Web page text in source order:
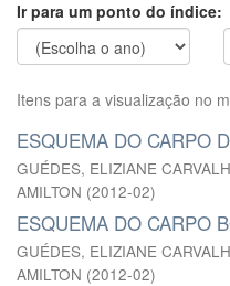
Ir para um ponto do índice:
Itens para a visualização no
ESQUEMA DO CARPO
GUÉDES, ELIZIANE
AMILTON (2012-02)
ESQUEMA DO CARPO
GUÉDES, ELIZIANE
AMILTON (2012-02)